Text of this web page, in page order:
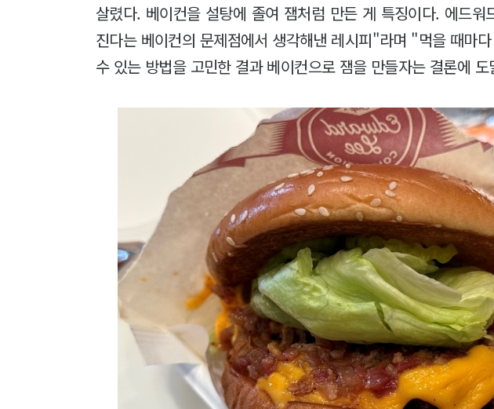
살렸다. 베이컨을 설탕에 졸여 잼처럼 만든 게 특징이다. 에드
진다는 베이컨의 문제점에서 생각해낸 레시피"라며 "먹을 때마
수 있는 방법을 고민한 결과 베이컨으로 잼을 만들자는 결론에